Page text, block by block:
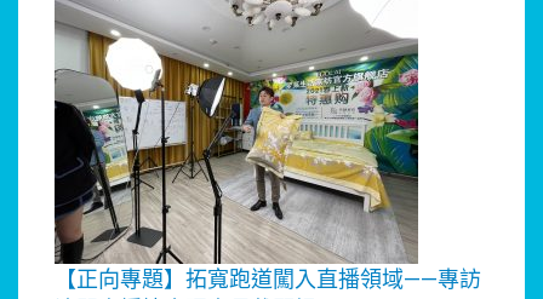
【正向專題】拓寬跑道闖入直播領域——專訪